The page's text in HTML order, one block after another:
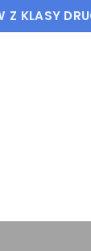
Z KLASY